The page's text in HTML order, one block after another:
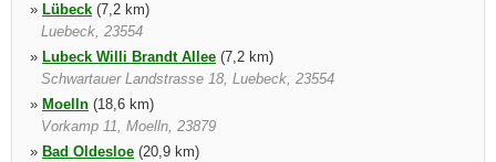
» Lübeck (7,2 km)
Luebeck, 23554
» Lubeck Willi Brandt Allee (7,2 km)
Schwartauer Landstrasse 18, Luebeck, 23554
» Moelln (18,6 km)
Vorkamp 11, Moelln, 23879
» Bad Oldesloe (20,9 km)